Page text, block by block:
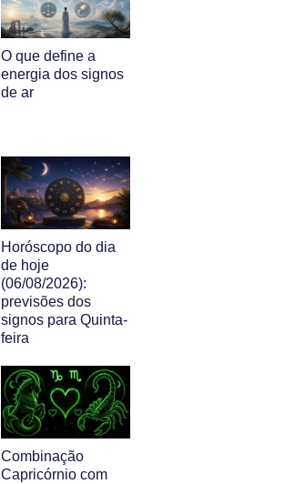
O que define a
energia dos signos
de ar
Horóscopo do dia
de hoje
(06/08/2026):
previsões dos
signos para Quinta-
feira
Combinação
Capricórnio com